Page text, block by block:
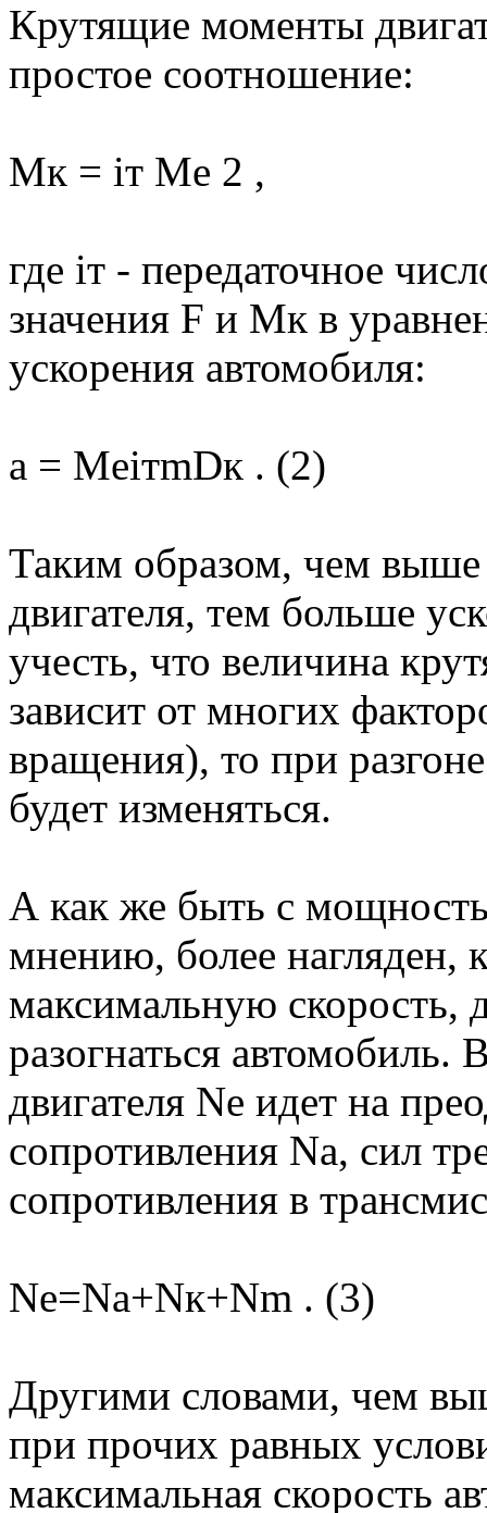
Крутящие моменты
простое соотношение:
Mк = iт Me 2 ,
где iт - передаточное
значения F и Mк в
ускорения автомобиля:
a = MeiтmDк . (2)
Таким образом, чем выше
двигателя, тем больше
учесть, что величина
зависит от многих
вращения), то при
будет изменяться.
А как же быть с
мнению, более нагляден,
максимальную скорость,
разогнаться
двигателя Ne идет на
сопротивления Na, сил
сопротивления в
Ne=Na+Nк+Nm . (3)
Другими словами, чем
при прочих равных
максимальная скорость